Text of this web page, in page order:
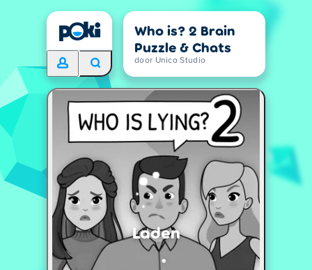
Who is? 2 Brain
Puzzle & Chats
door Unico Studio
Laden